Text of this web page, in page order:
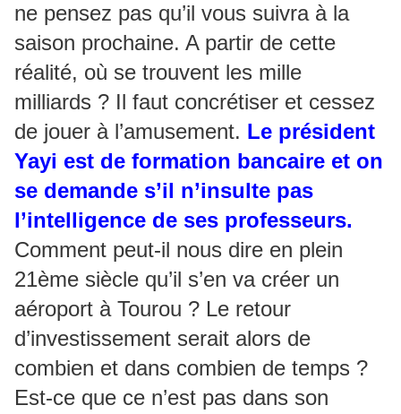
ne pensez pas qu’il vous suivra à la
saison prochaine. A partir de cette
réalité, où se trouvent les mille
milliards ? Il faut concrétiser et cessez
de jouer à l’amusement. Le président
Yayi est de formation bancaire et on
se demande s’il n’insulte pas
l’intelligence de ses professeurs.
Comment peut-il nous dire en plein
21ème siècle qu’il s’en va créer un
aéroport à Tourou ? Le retour
d’investissement serait alors de
combien et dans combien de temps ?
Est-ce que ce n’est pas dans son